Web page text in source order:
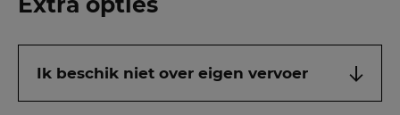
Ik beschik niet over eigen vervoer